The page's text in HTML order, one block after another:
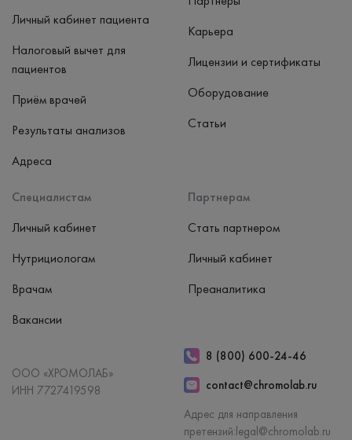
Личный кабинет пациента
Налоговый вычет для
пациентов
Приём врачей
Результаты анализов
Адреса
Специалистам
Личный кабинет
Нутрициологам
Врачам
Вакансии
Партнерам
Стать партнером
Личный кабинет
Преаналитика
Карьера
Лицензии и сертификаты
Оборудование
Статьи
ООО «ХРОМОЛАБ»
ИНН 7727419598
8 (800) 600-24-46
contact@chromolab.ru
Адрес для направления
претензий:legal@chromolab.ru